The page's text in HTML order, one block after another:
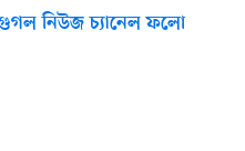
নিউজ চ্যানেল ফলো